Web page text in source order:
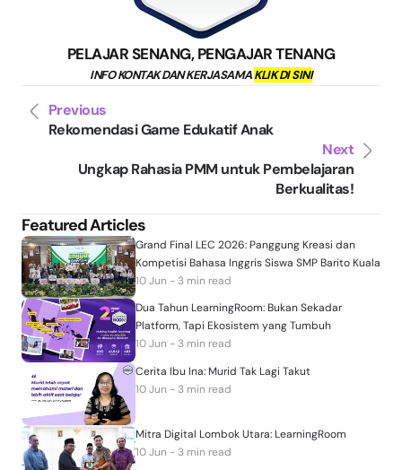
PELAJAR SENANG, PENGAJAR TENANG
INFO KONTAK DAN KERJASAMAKLIK DI SINI
Previous
Rekomendasi Game Edukatif Anak
Next
Ungkap Rahasia PMM untuk Pembelajaran
Berkualitas!
Featured Articles
Grand Final LEC 2026: Panggung Kreasi dan
Kompetisi Bahasa Inggris Siswa SMP Barito Kuala
10 Jun - 3 min read
Dua Tahun LearningRoom: Bukan Sekadar
Platform, Tapi Ekosistem yang Tumbuh
10 Jun - 3 min read
Cerita Ibu Ina: Murid Tak Lagi Takut
10 Jun - 3 min read
Mitra Digital Lombok Utara: LearningRoom
10 Jun - 3 min read